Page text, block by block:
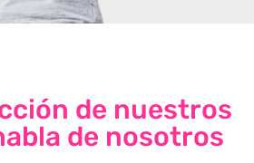
de nuestros
de nosotros